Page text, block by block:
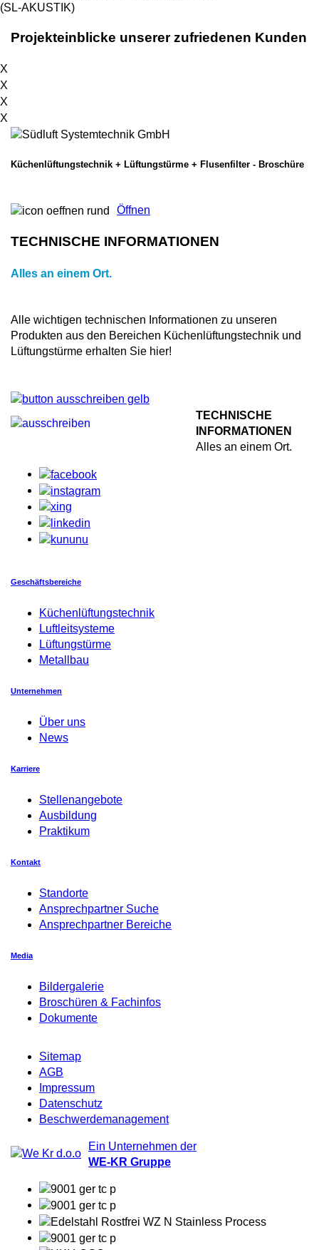
(SL-AKUSTIK)
Projekteinblicke unserer zufriedenen Kunden
X
X
X
X
Küchenlüftungstechnik + Lüftungstürme + Flusenfilter - Broschüre
Öffnen
TECHNISCHE INFORMATIONEN
Alles an einem Ort.
Alle wichtigen technischen Informationen zu unseren
Produkten aus den Bereichen Küchenlüftungstechnik und
Lüftungstürme erhalten Sie hier!
TECHNISCHE
INFORMATIONEN
Alles an einem Ort.
Geschäftsbereiche
Küchenlüftungstechnik
Luftleitsysteme
Lüftungstürme
Metallbau
Unternehmen
Über uns
News
Karriere
Stellenangebote
Ausbildung
Praktikum
Kontakt
Standorte
Ansprechpartner Suche
Ansprechpartner Bereiche
Media
Bildergalerie
Broschüren & Fachinfos
Dokumente
Sitemap
AGB
Impressum
Datenschutz
Beschwerdemanagement
Ein Unternehmen der
WE-KR Gruppe